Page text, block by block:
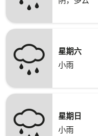
星期六
小雨
星期日
小雨